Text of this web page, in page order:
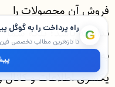
فروش آن محصولات را
نداشته باشد؛ بلکه شما
به‌عنوان شخص ثالث
یکسری اطلاعات و کانال
G راه پرداخت را به گوگل
تا تازه‌ترین مطالب تخصصی